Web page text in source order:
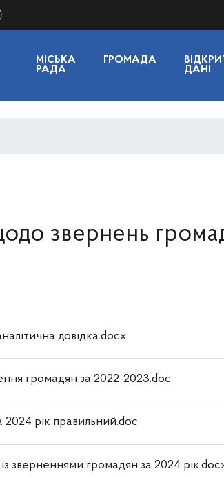
МІСЬКА
РАДА
ГРОМАДА
ДАНІ
звернень
довідка.docx
громадян за 2022-2023.doc
2024 рік правильний.doc
зверненнями громадян за 2024